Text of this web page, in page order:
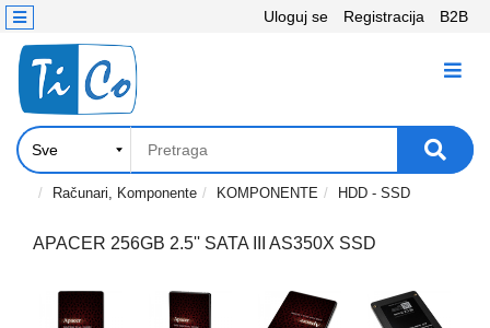
Uloguj se Registracija B2B
KATEGORIJE
Računari,
Komponente
Laptop
tablet
Kontakt
Računari, Komponente KOMPONENTE HDD - SSD
APACER 256GB 2.5'' SATA III AS350X SSD